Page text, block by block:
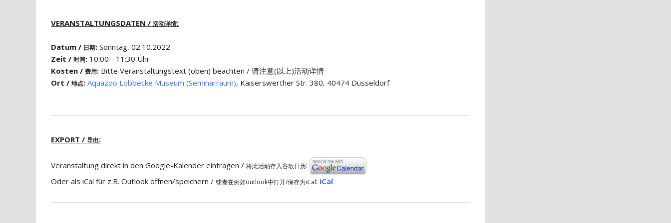
VERANSTALTUNGSDATEN / 活动详情:
Datum / 日期: Sonntag, 02.10.2022
Zeit / 时间: 10:00 - 11:30 Uhr
Kosten / 费用: Bitte Veranstaltungstext (oben) beachten / 请注意(以上)活动详情
Ort / 地点: Aquazoo Löbbecke Museum (Seminarraum), Kaiserswerther Str. 380, 40474 Düsseldorf
EXPORT / 导出:
Veranstaltung direkt in den Google-Kalender eintragen / 将此活动存入谷歌日历:
Oder als iCal für z.B. Outlook öffnen/speichern / 或者在例如outlook中打开/保存为iCal: iCal